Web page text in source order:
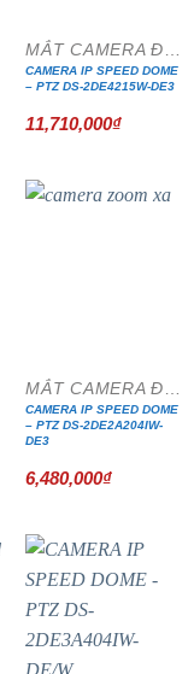
MẮT CAMERA ĐẶC CHỦNG
CAMERA IP SPEED DOME
– PTZ DS-2DE4215W-DE3
11,710,000₫
MẮT CAMERA ĐẶC CHỦNG
CAMERA IP SPEED DOME
– PTZ DS-2DE2A204IW-
DE3
6,480,000₫